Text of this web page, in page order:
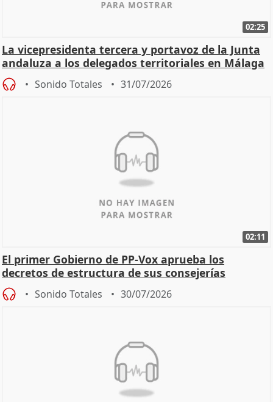
02:25
La vicepresidenta tercera y portavoz de la Junta
andaluza a los delegados territoriales en Málaga
Sonido Totales 31/07/2026
02:11
El primer Gobierno de PP-Vox aprueba los
decretos de estructura de sus consejerías
Sonido Totales 30/07/2026